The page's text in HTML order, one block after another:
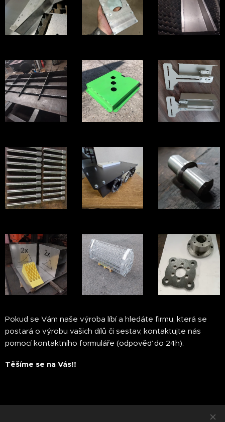
Pokud se Vám naše výroba líbí a hledáte firmu, která se
postará o výrobu vašich dílů či sestav, kontaktujte nás
pomocí kontaktního formuláře (odpověď do 24h).
Těšíme se na Vás!!